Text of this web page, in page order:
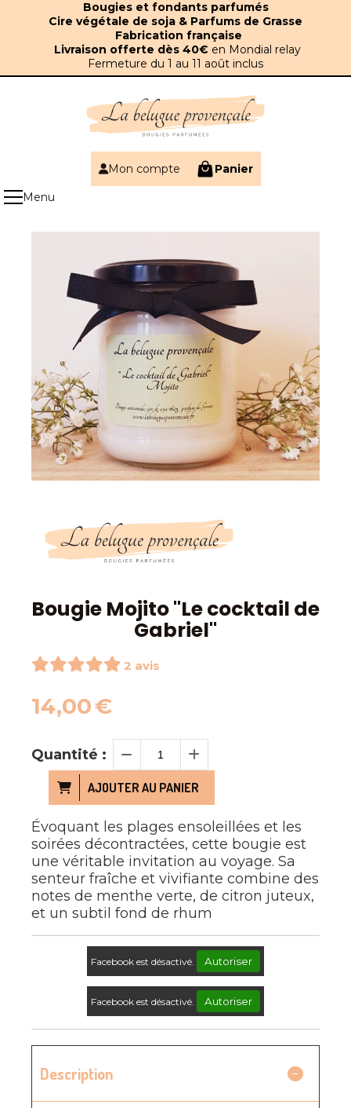
Bougies et fondants parfumés
Cire végétale de soja & Parfums de Grasse
Fabrication française
Livraison offerte dès 40€ en Mondial relay
Fermeture du 1 au 11 août inclus
Mon compte Panier
Bougie Mojito "Le cocktail de
Gabriel"
2 avis
14,00€
Quantité :
AJOUTER AU PANIER
Évoquant les plages ensoleillées et les
soirées décontractées, cette bougie est
une véritable invitation au voyage. Sa
senteur fraîche et vivifiante combine des
notes de menthe verte, de citron juteux,
et un subtil fond de rhum
Facebook est désactivé. Autoriser
Facebook est désactivé. Autoriser
Description
Panneau de gestion des cookies